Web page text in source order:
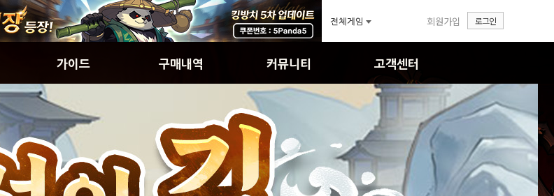
회원가입 로그인
가이드
초보자가이드
게임소개
신선소개
아이템확률
구매내역 커뮤니티
이미지게시판
고객센터
FAQ
답변확인